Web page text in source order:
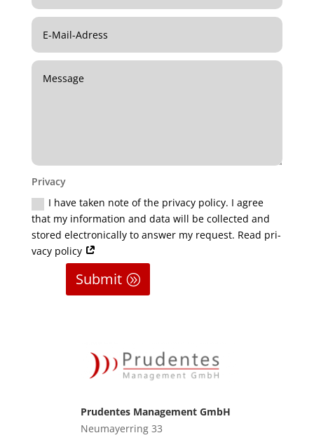
Pri­va­cy
I have taken note of the pri­va­cy poli­cy. I agree
that my infor­ma­ti­on and data will be coll­ec­ted and
stored elec­tro­ni­cal­ly to ans­wer my request. Read pri­
va­cy policy
Submit
Prudentes Management GmbH
Neu­may­er­ring 33